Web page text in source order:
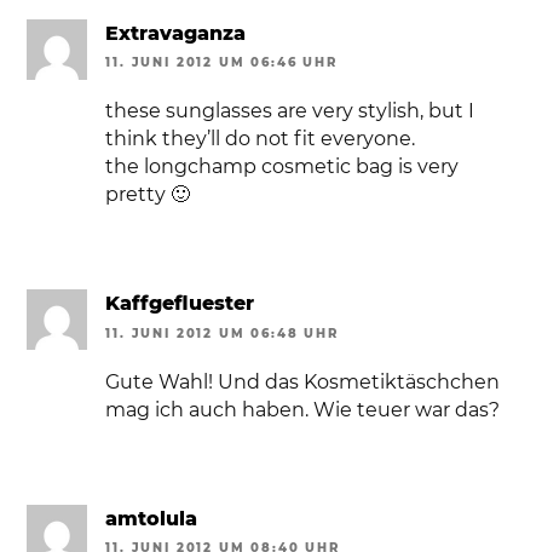
Extravaganza
11. JUNI 2012 UM 06:46 UHR
these sunglasses are very stylish, but I
think they’ll do not fit everyone.
the longchamp cosmetic bag is very
pretty 🙂
Kaffgefluester
11. JUNI 2012 UM 06:48 UHR
Gute Wahl! Und das Kosmetiktäschchen
mag ich auch haben. Wie teuer war das?
amtolula
11. JUNI 2012 UM 08:40 UHR